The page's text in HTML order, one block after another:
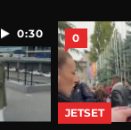
0:30 0
JETSET